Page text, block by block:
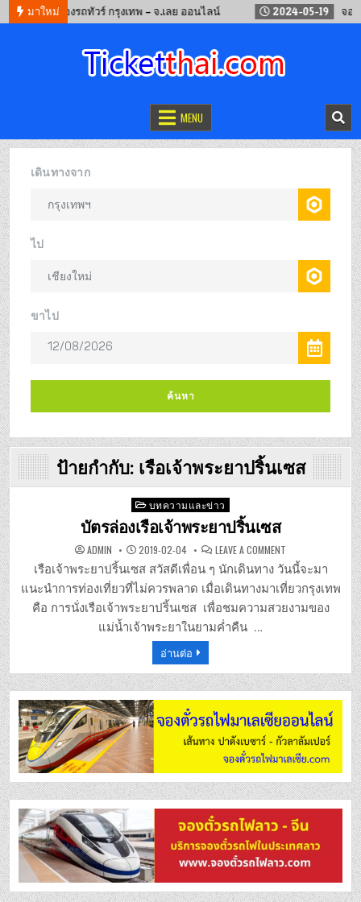
มาใหม่
12 จองรถทัวร์ กรุงเทพ – จ.เลย ออนไลน์ 2024-05-19 จองตั๋วร
MENU
ป้ายกำกับ: เรือเจ้าพระยาปริ้นเซส
Posted
in
บทความและข่าว
บัตรล่องเรือเจ้าพระยาปริ้นเซส
ADMIN 2019-02-04 LEAVE A COMMENT
บัตร
ล่อง
เรือ
เจ้า
พระ
ยา
ปริ้
เรือเจ้าพระยาปริ้นเซส สวัสดีเพื่อน ๆ นักเดินทาง วันนี้จะมา
แนะนำการท่องเที่ยวที่ไม่ควรพลาด เมื่อเดินทางมาเที่ยวกรุงเทพ
คือ การนั่งเรือเจ้าพระยาปริ้นเซส เพื่อชมความสวยงามของ
แม่น้ำเจ้าพระยาในยามค่ำคืน …
อ่านต่อ